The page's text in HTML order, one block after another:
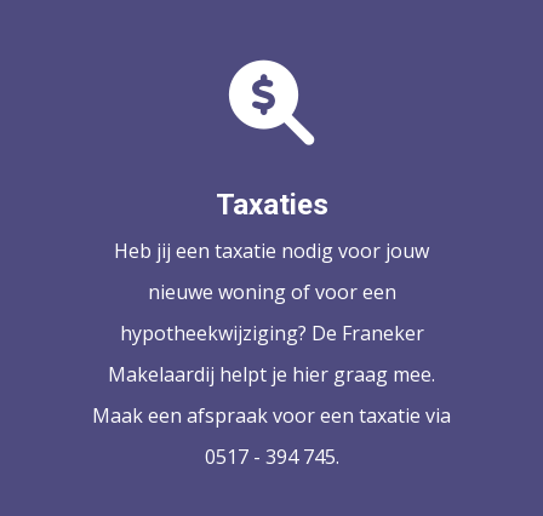
Taxaties
Heb jij een taxatie nodig voor jouw
nieuwe woning of voor een
hypotheekwijziging? De Franeker
Makelaardij helpt je hier graag mee.
Maak een afspraak voor een taxatie via
0517 - 394 745.